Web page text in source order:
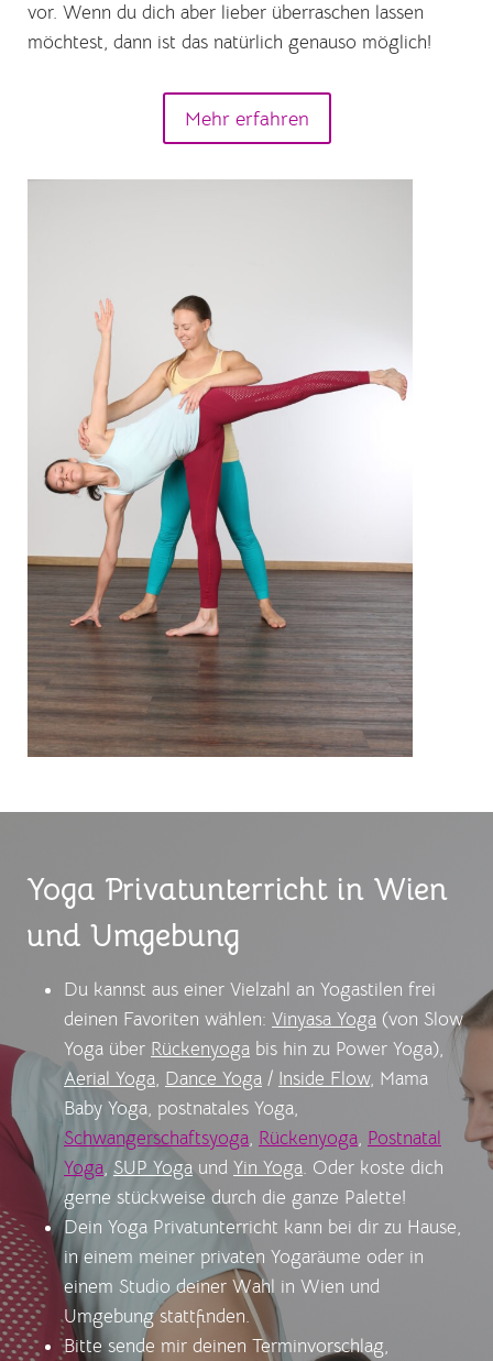
vor. Wenn du dich aber lieber überraschen lassen
möchtest, dann ist das natürlich genauso möglich!
Mehr erfahren
Yoga Privatunterricht in Wien
und Umgebung
Du kannst aus einer Vielzahl an Yogastilen frei
deinen Favoriten wählen: Vinyasa Yoga (von Slow
Yoga über Rückenyoga bis hin zu Power Yoga),
Aerial Yoga, Dance Yoga / Inside Flow, Mama
Baby Yoga, postnatales Yoga,
Schwangerschaftsyoga, Rückenyoga, Postnatal
Yoga, SUP Yoga und Yin Yoga. Oder koste dich
gerne stückweise durch die ganze Palette!
Dein Yoga Privatunterricht kann bei dir zu Hause,
in einem meiner privaten Yogaräume oder in
einem Studio deiner Wahl in Wien und
Umgebung stattfinden.
Bitte sende mir deinen Terminvorschlag,